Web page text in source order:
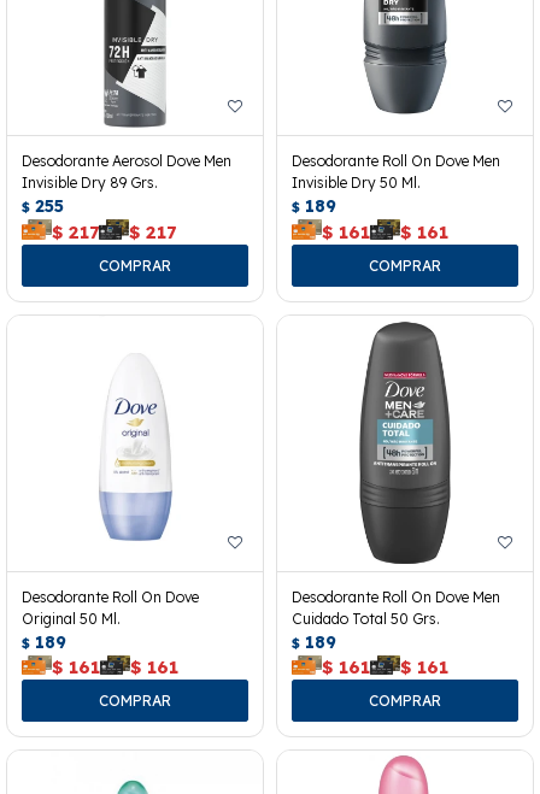
Desodorante Aerosol Dove Men
Invisible Dry 89 Grs.
$ 255
$ 217 $ 217
Desodorante Roll On Dove Men
Invisible Dry 50 Ml.
$ 189
$ 161 $ 161
Desodorante Roll On Dove
Original 50 Ml.
$ 189
$ 161 $ 161
Desodorante Roll On Dove Men
Cuidado Total 50 Grs.
$ 189
$ 161 $ 161